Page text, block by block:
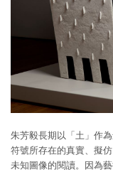
朱芳毅長期以「土」作
符號所存在的真實、擬
未知圖像的閱讀。因為